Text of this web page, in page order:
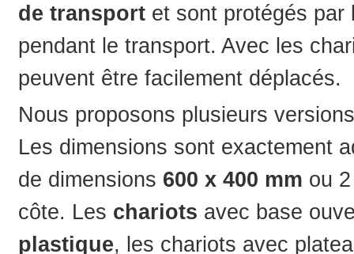
de transport et sont protégés par
pendant le transport. Avec les
peuvent être facilement déplacés.
Nous proposons plusieurs
Les dimensions sont exactement
de dimensions 600 x 400 mm ou
côte. Les chariots avec base
plastique, les chariots avec